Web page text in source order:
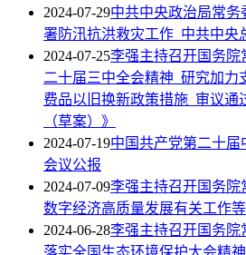
2024-07-29中共中央政治局常
署防汛抗洪救灾工作 中共中央
2024-07-25李强主持召开国务
二十届三中全会精神 研究加力
费品以旧换新政策措施 审议通
（草案）》
2024-07-19中国共产党第二十
会议公报
2024-07-09李强主持召开国务院
数字经济高质量发展有关工作等
2024-06-28李强主持召开国务院